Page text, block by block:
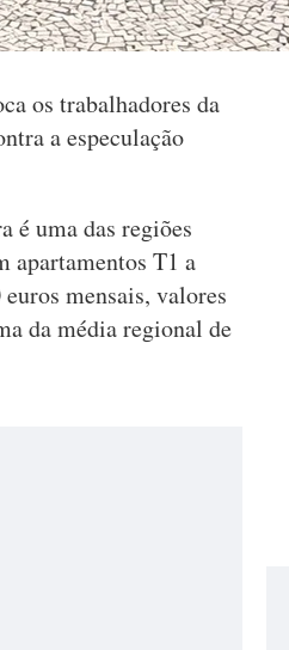
os trabalhadores da
a especulação
é uma das regiões
apartamentos T1 a
mensais, valores
da média regional de